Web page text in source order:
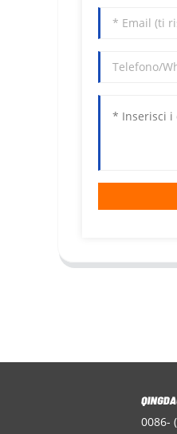
0086-